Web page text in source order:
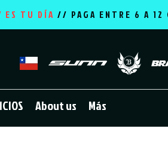
ES TU DÍA // PAGA ENTRE 6 A
About us Más